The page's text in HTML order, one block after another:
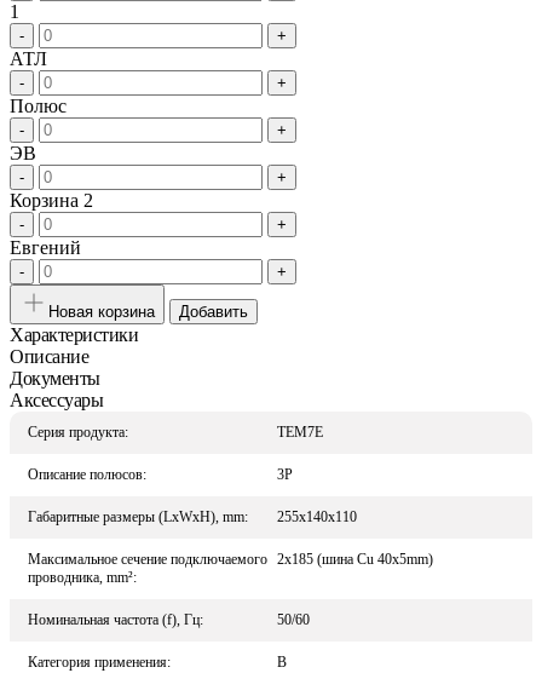
1
- +
АТЛ
- +
Полюс
- +
ЭВ
- +
Корзина 2
- +
Евгений
- +
Новая корзина Добавить
Характеристики
Описание
Документы
Аксессуары
Серия продукта: TEM7E
Описание полюсов: 3P
Габаритные размеры (LxWxH), mm: 255x140x110
Максимальное сечение подключаемого
проводника, mm²:
2x185 (шина Cu 40x5mm)
Номинальная частота (f), Гц: 50/60
Категория применения: B